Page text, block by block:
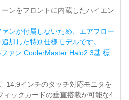
ンをフロントに内蔵したハイエン
ンが付属しないため、エアフロー
加した特別仕様モデルです。
ァン CoolerMaster Halo2 3基 標
14.9インチのタッチ対応モニタを
ィックカードの垂直搭載が可能な4